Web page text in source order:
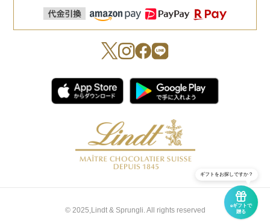
© 2025,Lindt & Sprungli. All rights reserved
eギフトで
贈る
ギフトをお探しですか？